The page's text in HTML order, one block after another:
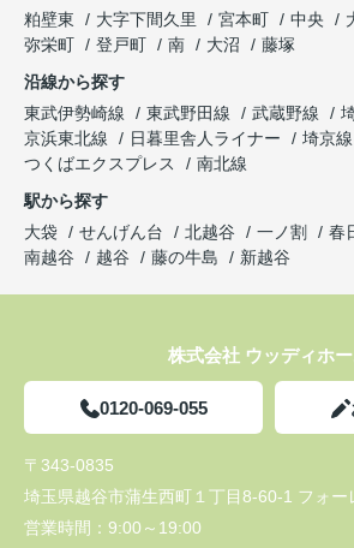
粕壁東
大字下間久里 宮本町 中央
弥栄町
登戸町 南 大沼
藤塚
沿線から探す
東武伊勢崎線
東武野田線 武蔵野線
京浜東北線
日暮里舎人ライナー
埼京線
つくばエクスプレス
南北線
駅から探す
大袋
せんげん台 北越谷 一ノ割 春
南越谷
越谷 藤の牛島 新越谷
株式会社 ウッディホ
0120-069-055
〒343-0835
埼玉県越谷市蒲生西町１丁目8-60-1 フォー
営業時間： 9:00～19:00